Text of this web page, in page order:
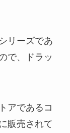
リーズであ
で、ドラッ
アであるコ
販売されて